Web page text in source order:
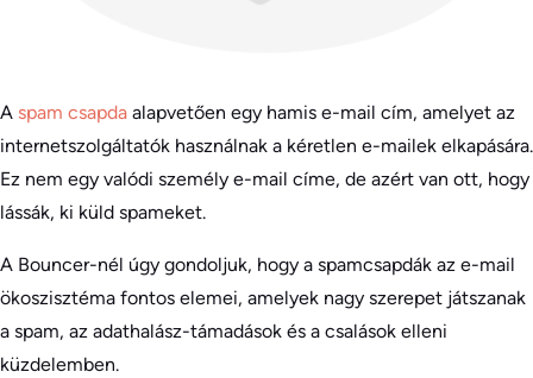
A spam csapda alapvetően egy hamis e-mail cím, amelyet az
internetszolgáltatók használnak a kéretlen e-mailek elkapására.
Ez nem egy valódi személy e-mail címe, de azért van ott, hogy
lássák, ki küld spameket.
A Bouncer-nél úgy gondoljuk, hogy a spamcsapdák az e-mail
ökoszisztéma fontos elemei, amelyek nagy szerepet játszanak
a spam, az adathalász-támadások és a csalások elleni
küzdelemben.